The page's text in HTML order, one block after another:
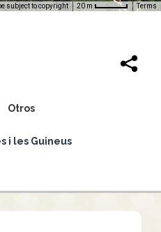
subject to copyright 20 m Terms
Otros
i les Guineus